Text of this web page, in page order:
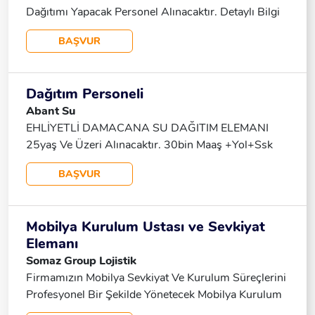
Dağıtımı Yapacak Personel Alınacaktır. Detaylı Bilgi
Için Arayınız. 📞 543 920 91 86
BAŞVUR
Dağıtım Personeli
Abant Su
EHLİYETLİ DAMACANA SU DAĞITIM ELEMANI
25yaş Ve Üzeri Alınacaktır. 30bin Maaş +yol+ssk
BAŞVUR
Mobilya Kurulum Ustası ve Sevkiyat
Elemanı
Somaz Group Lojistik
Firmamızın Mobilya Sevkiyat Ve Kurulum Süreçlerini
Profesyonel Bir Şekilde Yönetecek Mobilya Kurulum
Ustası Ve Sevkiyat Elemanları Aranmaktadır. Esnek